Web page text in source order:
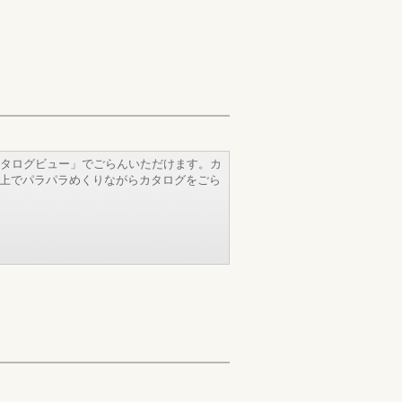
ログビュー」でごらんいただけます。カ
でパラパラめくりながらカタログをごら